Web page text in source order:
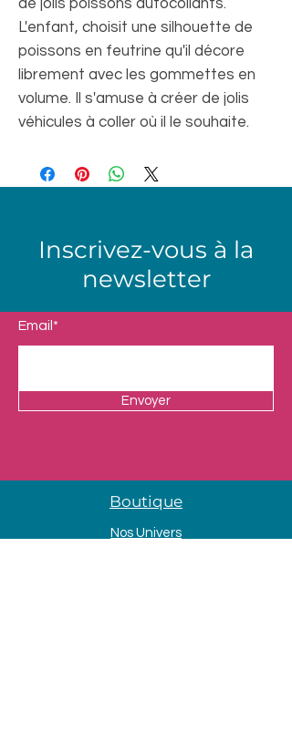
L'enfant, choisit une silhouette de
poissons en feutrine qu'il décore
librement avec les gommettes en
volume. Il s'amuse à créer de jolis
véhicules à coller où il le souhaite.
Inscrivez-vous à la
newsletter
Email*
Envoyer
Boutique
Nos Univers